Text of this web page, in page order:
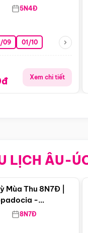
5N4Đ
09 01/10
Xem chi tiết
LỊCH ÂU-
Điểm nổi bật
Mùa Thu 8N7Đ |
-
8N7Đ